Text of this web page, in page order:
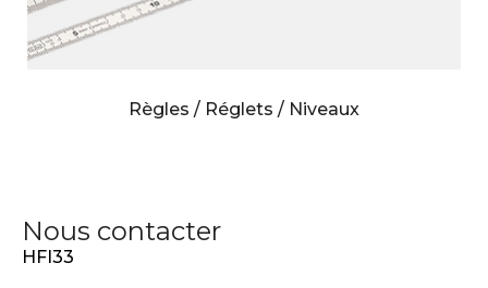
Règles / Réglets / Niveaux
Nous contacter
HFI33